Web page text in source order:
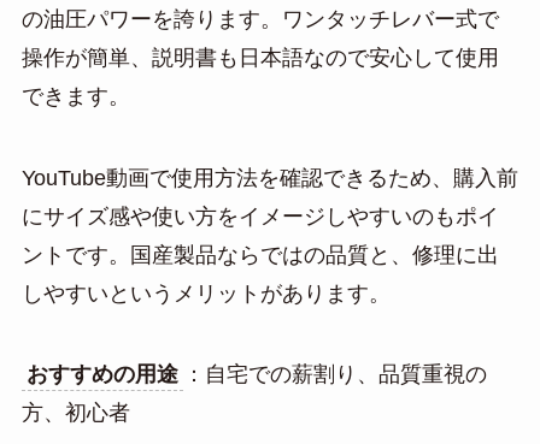
の油圧パワーを誇ります。ワンタッチレバー式で
操作が簡単、説明書も日本語なので安心して使用
できます。
YouTube動画で使用方法を確認できるため、購入前
にサイズ感や使い方をイメージしやすいのもポイ
ントです。国産製品ならではの品質と、修理に出
しやすいというメリットがあります。
おすすめの用途
：自宅での薪割り、品質重視の
方、初心者